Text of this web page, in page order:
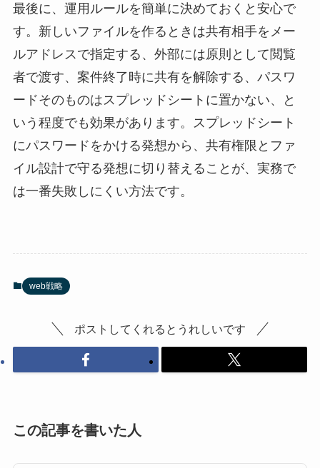
最後に、運用ルールを簡単に決めておくと安心で
す。新しいファイルを作るときは共有相手をメー
ルアドレスで指定する、外部には原則として閲覧
者で渡す、案件終了時に共有を解除する、パスワ
ードそのものはスプレッドシートに置かない、と
いう程度でも効果があります。スプレッドシート
にパスワードをかける発想から、共有権限とファ
イル設計で守る発想に切り替えることが、実務で
は一番失敗しにくい方法です。
web戦略
ポストしてくれるとうれしいです
この記事を書いた人